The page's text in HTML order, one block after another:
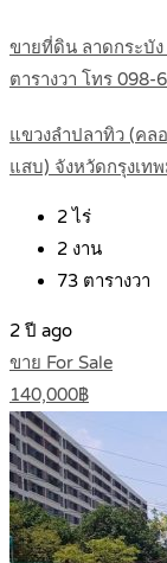
ขายที่ดิน ลาดกระบั
ตารางวา โทร 098-
แขวงลำปลาทิว (คล
แสบ) จังหวัดกรุงเท
2 ไร่
2 งาน
73 ตารางวา
2 ปี ago
ขาย For Sale
140,000฿